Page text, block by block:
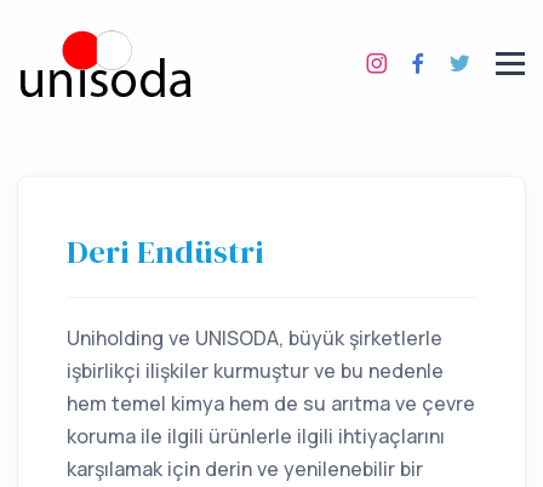
Deri Endüstri
Uniholding ve UNISODA, büyük şirketlerle
işbirlikçi ilişkiler kurmuştur ve bu nedenle
hem temel kimya hem de su arıtma ve çevre
koruma ile ilgili ürünlerle ilgili ihtiyaçlarını
karşılamak için derin ve yenilenebilir bir